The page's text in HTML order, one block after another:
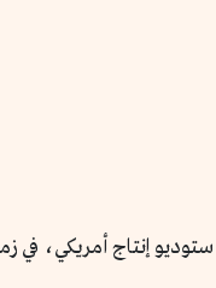
إنتاج أمريكي، في